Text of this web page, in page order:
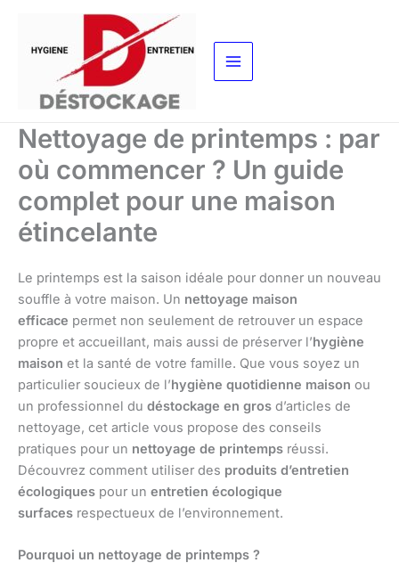
contenu
Nettoyage de printemps : par
où commencer ? Un guide
complet pour une maison
étincelante
Le printemps est la saison idéale pour donner un nouveau
souffle à votre maison. Un nettoyage maison
efficace permet non seulement de retrouver un espace
propre et accueillant, mais aussi de préserver l’hygiène
maison et la santé de votre famille. Que vous soyez un
particulier soucieux de l’hygiène quotidienne maison ou
un professionnel du déstockage en gros d’articles de
nettoyage, cet article vous propose des conseils
pratiques pour un nettoyage de printemps réussi.
Découvrez comment utiliser des produits d’entretien
écologiques pour un entretien écologique
surfaces respectueux de l’environnement.
Pourquoi un nettoyage de printemps ?